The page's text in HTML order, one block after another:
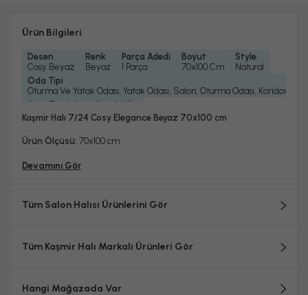
Ürün Bilgileri
Desen
Cosy Beyaz
Renk
Beyaz
Parça Adedi
1 Parça
Boyut
70x100 Cm
Style
Natural
Oda Tipi
Oturma Ve Yatak Odası, Yatak Odası, Salon, Oturma Odası, Koridor Ve
Kuru Temizleme Yapılabilir
Evet
Hayır
Makine Halısı
Kaşmir Halı 7/24 Cosy Elegance Beyaz 70x100 cm
Ürün Ölçüsü: 70x100 cm
Devamını Gör
Tüm Salon Halısı Ürünlerini Gör
Tüm Kaşmir Halı Markalı Ürünleri Gör
Hangi Mağazada Var